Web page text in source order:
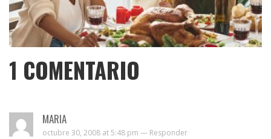
1 COMENTARIO
MARIA
octubre 30, 2008 at 5:48 pm — Responder